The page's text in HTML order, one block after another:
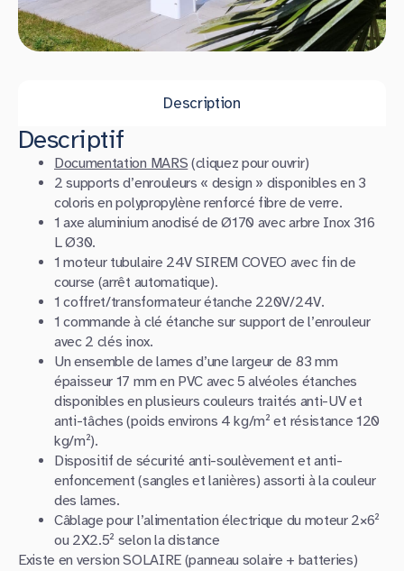
Description
Descriptif
Documentation MARS (cliquez pour ouvrir)
2 supports d’enrouleurs « design » disponibles en 3
coloris en polypropylène renforcé fibre de verre.
1 axe aluminium anodisé de Ø170 avec arbre Inox 316
L Ø30.
1 moteur tubulaire 24V SIREM COVEO avec fin de
course (arrêt automatique).
1 coffret/transformateur étanche 220V/24V.
1 commande à clé étanche sur support de l’enrouleur
avec 2 clés inox.
Un ensemble de lames d’une largeur de 83 mm
épaisseur 17 mm en PVC avec 5 alvéoles étanches
disponibles en plusieurs couleurs traités anti-UV et
anti-tâches (poids environs 4 kg/m² et résistance 120
kg/m²).
Dispositif de sécurité anti-soulèvement et anti-
enfoncement (sangles et lanières) assorti à la couleur
des lames.
Câblage pour l’alimentation électrique du moteur 2×6²
ou 2X2.5² selon la distance
Existe en version SOLAIRE (panneau solaire + batteries)